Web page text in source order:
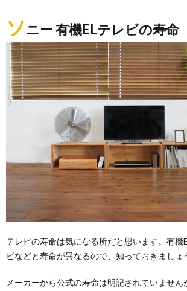
ソ ニー 有機ELテレビの寿命
テレビの寿命は気になる所だと思います。有機
ビなどと寿命が異なるので、知っておきましょ
メーカーから公式の寿命は明記されていません